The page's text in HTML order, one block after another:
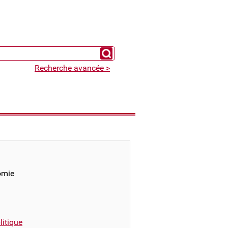
Chercher un expert
Recherche avancée >